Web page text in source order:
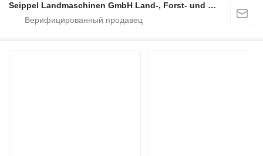
Seippel Landmaschinen GmbH Land-, Forst- und Gartentechnik